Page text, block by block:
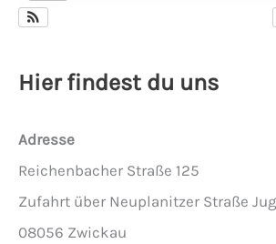
Hier findest du uns
Adresse
Reichenbacher Straße 125
Zufahrt über Neuplanitzer Straße
08056 Zwickau